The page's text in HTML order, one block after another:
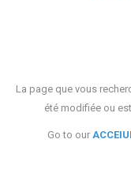
La page que vous
été modifiée ou
Go to our